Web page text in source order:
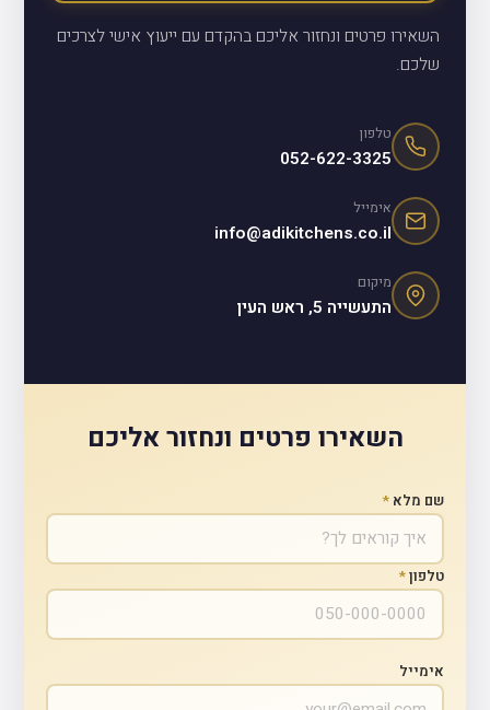
השאירו פרטים ונחזור אליכם בהקדם עם ייעוץ אישי לצרכים
שלכם.
טלפון
052-622-3325
אימייל
info@adikitchens.co.il
מיקום
התעשייה 5, ראש העין
השאירו פרטים ונחזור אליכם
שם מלא*
טלפון*
אימייל